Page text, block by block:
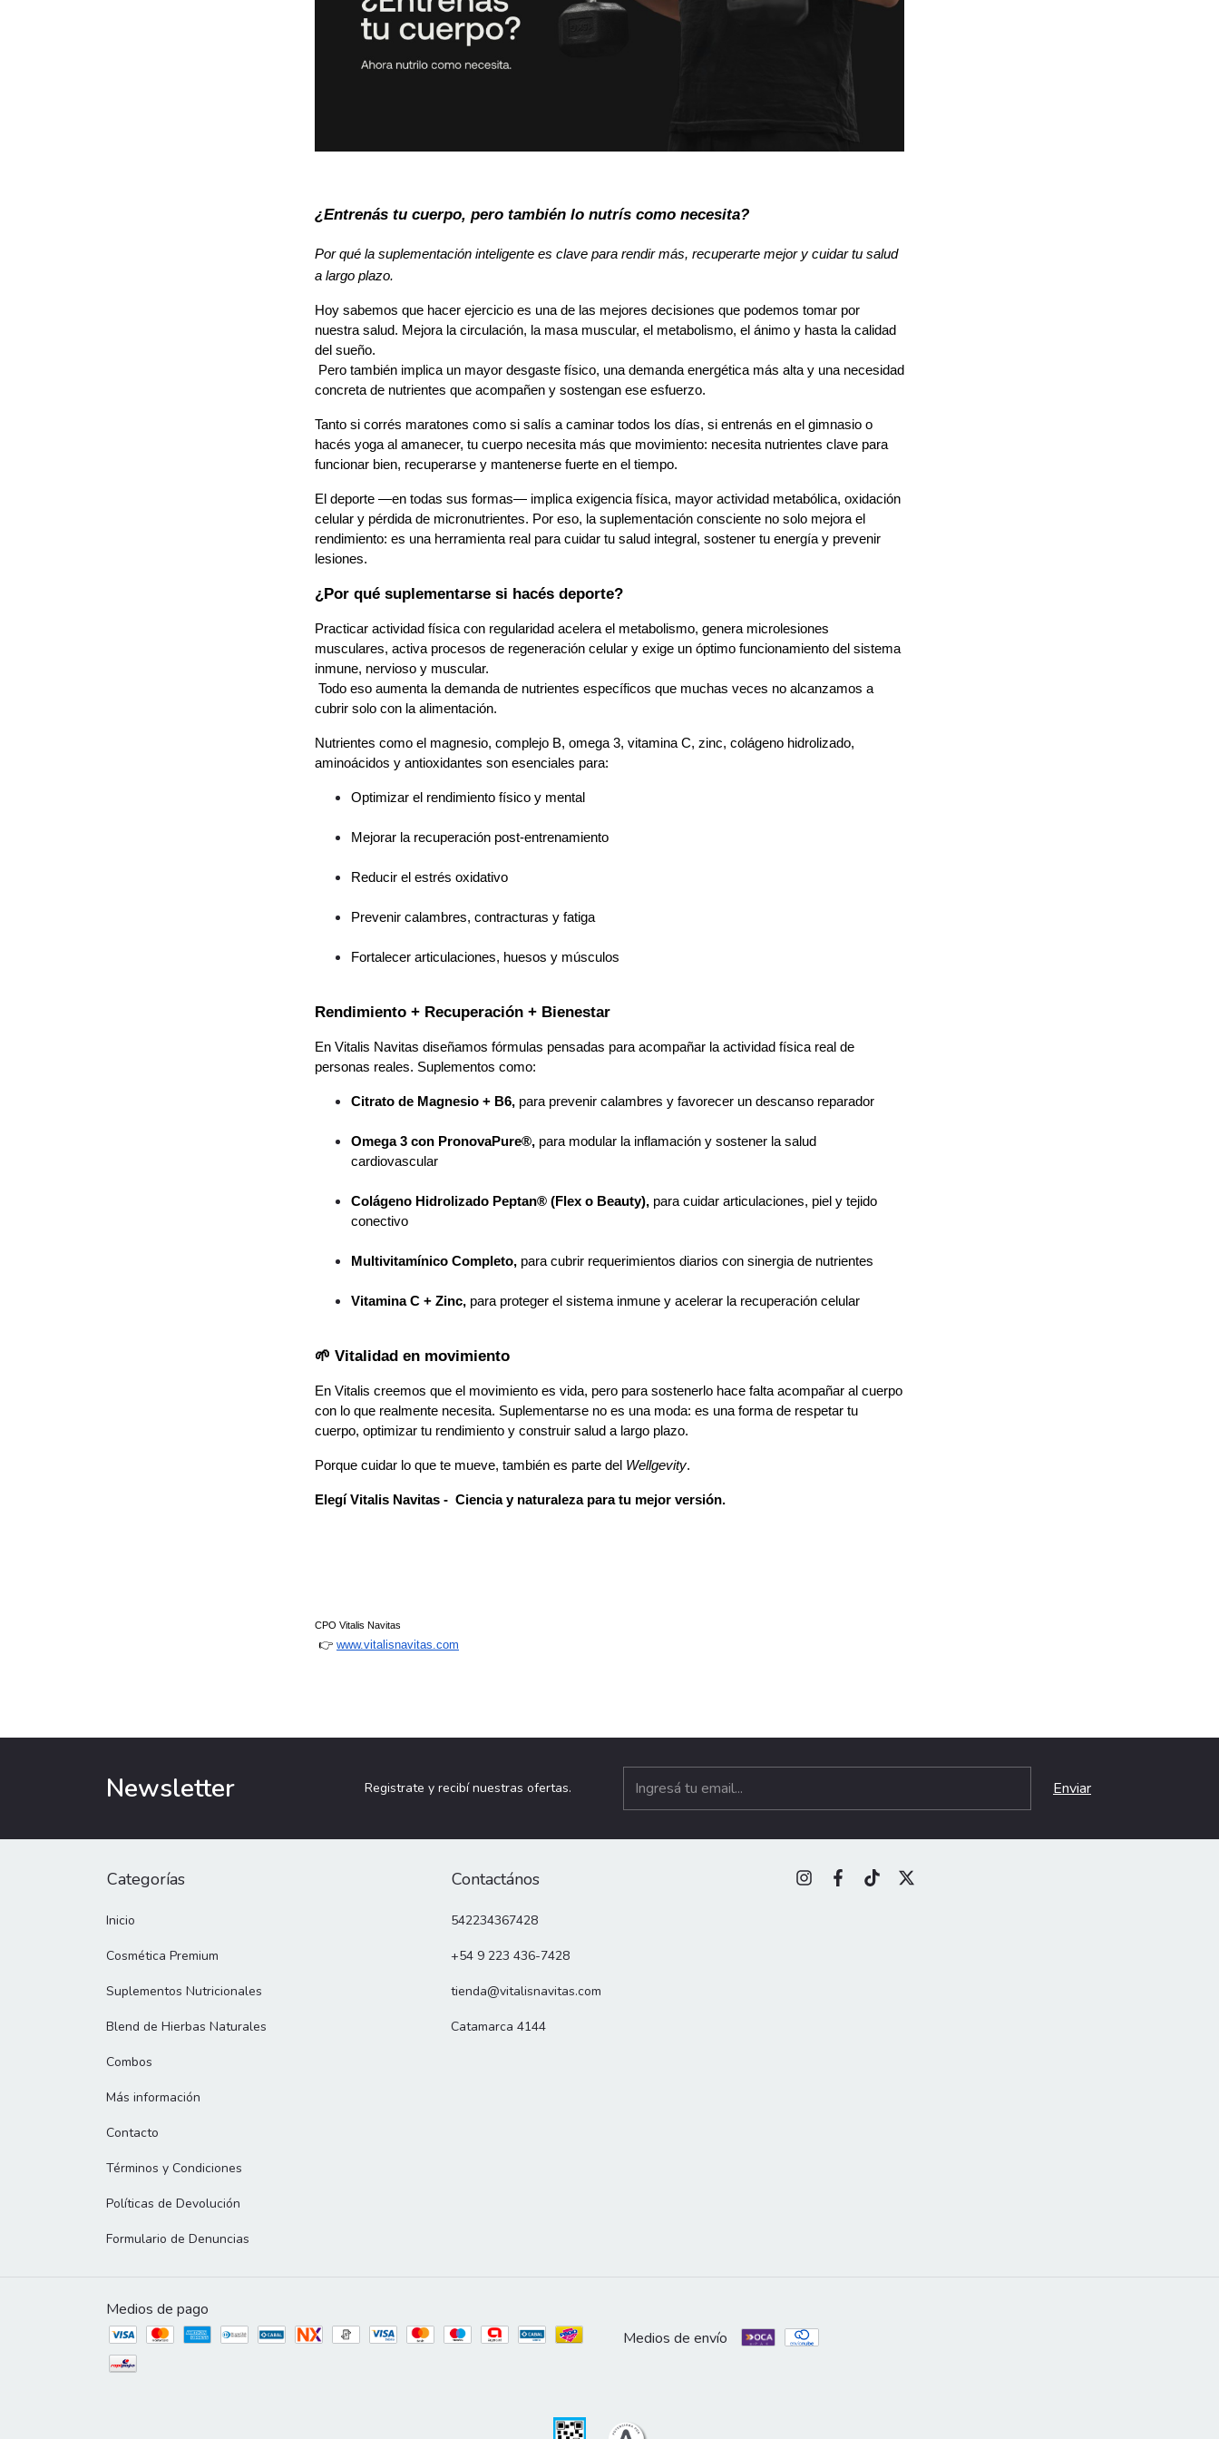
¿Entrenás tu cuerpo, pero también lo nutrís como necesita?
Por qué la suplementación inteligente es clave para rendir más, recuperarte mejor y cuidar tu salud
a largo plazo.
Hoy sabemos que hacer ejercicio es una de las mejores decisiones que podemos tomar por
nuestra salud. Mejora la circulación, la masa muscular, el metabolismo, el ánimo y hasta la calidad
del sueño.
concreta de nutrientes que acompañen y sostengan ese esfuerzo.
Tanto si corrés maratones como si salís a caminar todos los días, si entrenás en el gimnasio o
hacés yoga al amanecer, tu cuerpo necesita más que movimiento: necesita nutrientes clave para
funcionar bien, recuperarse y mantenerse fuerte en el tiempo.
El deporte —en todas sus formas— implica exigencia física, mayor actividad metabólica, oxidación
celular y pérdida de micronutrientes. Por eso, la suplementación consciente no solo mejora el
rendimiento: es una herramienta real para cuidar tu salud integral, sostener tu energía y prevenir
lesiones.
¿Por qué suplementarse si hacés deporte?
Practicar actividad física con regularidad acelera el metabolismo, genera microlesiones
musculares, activa procesos de regeneración celular y exige un óptimo funcionamiento del sistema
inmune, nervioso y muscular.
cubrir solo con la alimentación.
Nutrientes como el magnesio, complejo B, omega 3, vitamina C, zinc, colágeno hidrolizado,
aminoácidos y antioxidantes son esenciales para:
Optimizar el rendimiento físico y mental
Mejorar la recuperación post-entrenamiento
Reducir el estrés oxidativo
Prevenir calambres, contracturas y fatiga
Fortalecer articulaciones, huesos y músculos
Rendimiento + Recuperación + Bienestar
En Vitalis Navitas diseñamos fórmulas pensadas para acompañar la actividad física real de
personas reales. Suplementos como:
Citrato de Magnesio + B6, para prevenir calambres y favorecer un descanso reparador
Omega 3 con PronovaPure®, para modular la inflamación y sostener la salud
cardiovascular
Colágeno Hidrolizado Peptan® (Flex o Beauty), para cuidar articulaciones, piel y tejido
conectivo
Multivitamínico Completo, para cubrir requerimientos diarios con sinergia de nutrientes
Vitamina C + Zinc, para proteger el sistema inmune y acelerar la recuperación celular
🌱 Vitalidad en movimiento
En Vitalis creemos que el movimiento es vida, pero para sostenerlo hace falta acompañar al cuerpo
con lo que realmente necesita. Suplementarse no es una moda: es una forma de respetar tu
cuerpo, optimizar tu rendimiento y construir salud a largo plazo.
Porque cuidar lo que te mueve, también es parte del Wellgevity.
Elegí Vitalis Navitas -  Ciencia y naturaleza para tu mejor versión.
CPO Vitalis Navitas
👉 www.vitalisnavitas.com
Newsletter Registrate y recibí nuestras ofertas.
Categorías
Inicio
Cosmética Premium
Suplementos Nutricionales
Blend de Hierbas Naturales
Combos
Más información
Contacto
Términos y Condiciones
Políticas de Devolución
Formulario de Denuncias
Contactános
542234367428
+54 9 223 436-7428
tienda@vitalisnavitas.com
Catamarca 4144
Medios de pago
Medios de envío